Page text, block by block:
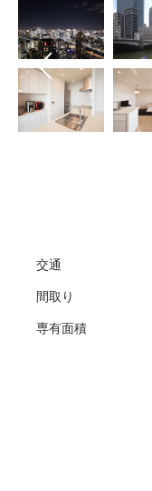
交通
間取り
専有面積